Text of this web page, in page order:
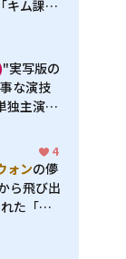
キム課長
Life
"実写版の
な演技
独主演映
ル」
4
ォンの儚
ら飛び出
た「オ